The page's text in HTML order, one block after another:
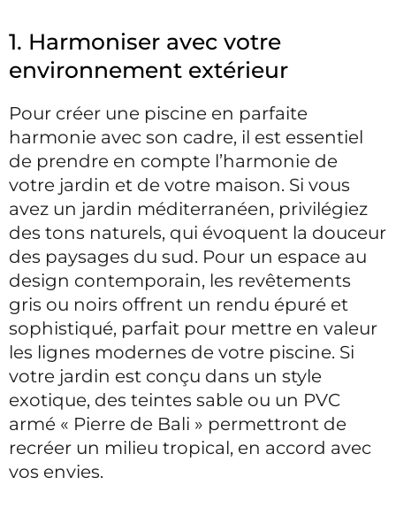
1. Harmoniser avec votre
environnement extérieur
Pour créer une piscine en parfaite
harmonie avec son cadre, il est essentiel
de prendre en compte l’harmonie de
votre jardin et de votre maison. Si vous
avez un jardin méditerranéen, privilégiez
des tons naturels, qui évoquent la douceur
des paysages du sud. Pour un espace au
design contemporain, les revêtements
gris ou noirs offrent un rendu épuré et
sophistiqué, parfait pour mettre en valeur
les lignes modernes de votre piscine. Si
votre jardin est conçu dans un style
exotique, des teintes sable ou un PVC
armé « Pierre de Bali » permettront de
recréer un milieu tropical, en accord avec
vos envies.